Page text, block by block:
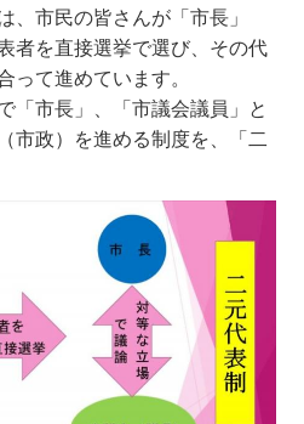
、市民の皆さんが「市長」
者を直接選挙で選び、その代
って進めています。
「市長」、「市議会議員」と
市政）を進める制度を、「二